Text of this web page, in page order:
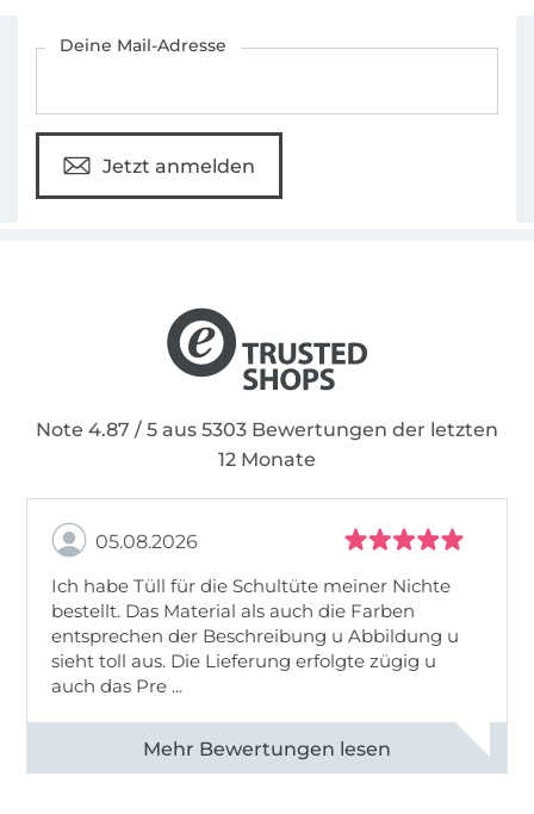
Deine Mail-Adresse
Jetzt anmelden
Note 4.87 / 5 aus 5303 Bewertungen der letzten
12 Monate
05.08.2026
Ich habe Tüll für die Schultüte meiner Nichte
bestellt. Das Material als auch die Farben
entsprechen der Beschreibung u Abbildung u
sieht toll aus. Die Lieferung erfolgte zügig u
auch das Pre ...
Alle 82950 Bewertungen ansehen